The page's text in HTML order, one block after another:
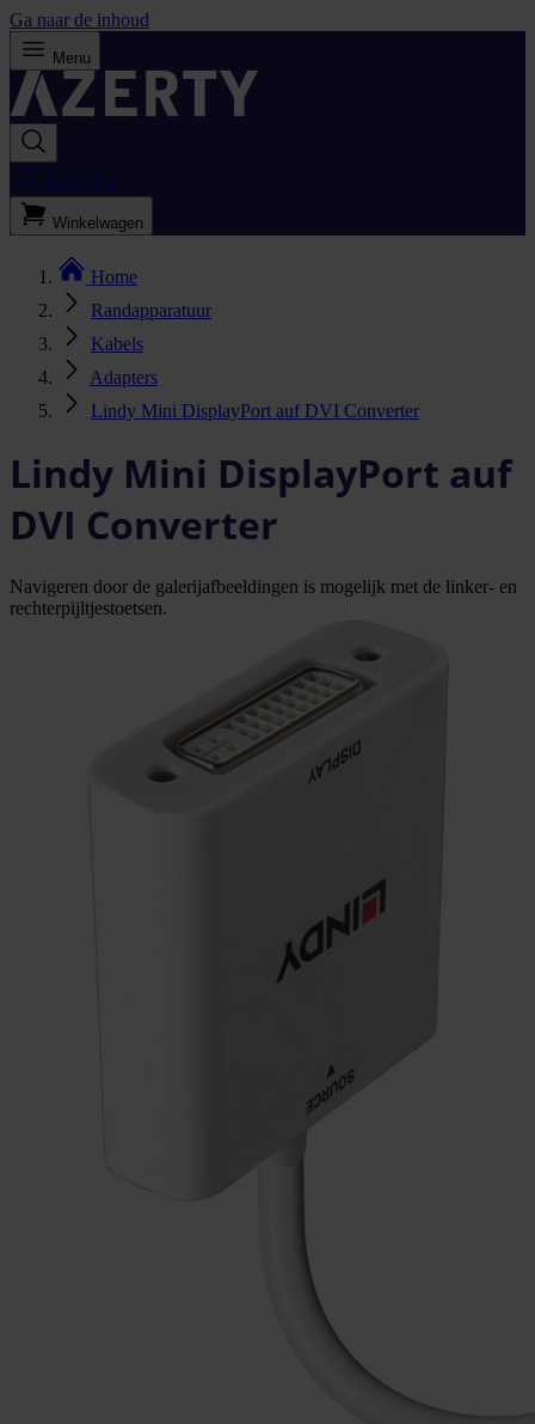
Ga naar de inhoud
Menu
Bestellijst
Winkelwagen
Home
Randapparatuur
Kabels
Adapters
Lindy Mini DisplayPort auf DVI Converter
Lindy Mini DisplayPort auf
DVI Converter
Navigeren door de galerijafbeeldingen is mogelijk met de linker- en
rechterpijltjestoetsen.